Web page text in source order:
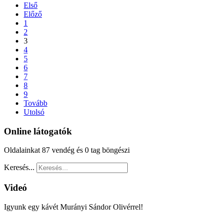
Első
Előző
1
2
3
4
5
6
7
8
9
Tovább
Utolsó
Online látogatók
Oldalainkat 87 vendég és 0 tag böngészi
Keresés...
Videó
Igyunk egy kávét Murányi Sándor Olivérrel!